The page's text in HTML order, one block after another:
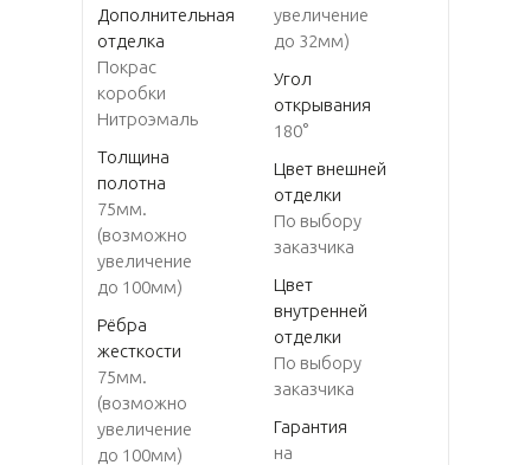
Дополнительная
отделка
Покрас
коробки
Нитроэмаль
Толщина
полотна
75мм.
(возможно
увеличение
до 100мм)
Рёбра
жесткости
75мм.
(возможно
увеличение
до 100мм)
увеличение
до 32мм)
Угол
открывания
180°
Цвет внешней
отделки
По выбору
заказчика
Цвет
внутренней
отделки
По выбору
заказчика
Гарантия
на